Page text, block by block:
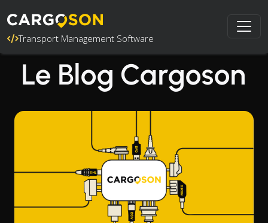
Transport Management Software
Le Blog Cargoson